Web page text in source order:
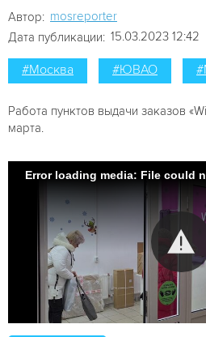
Автор: mosreporter
Дата публикации: 15.03.2023 12:42
#Москва #ЮВАО
Работа пунктов выдачи заказов
марта.
Error loading media: File could